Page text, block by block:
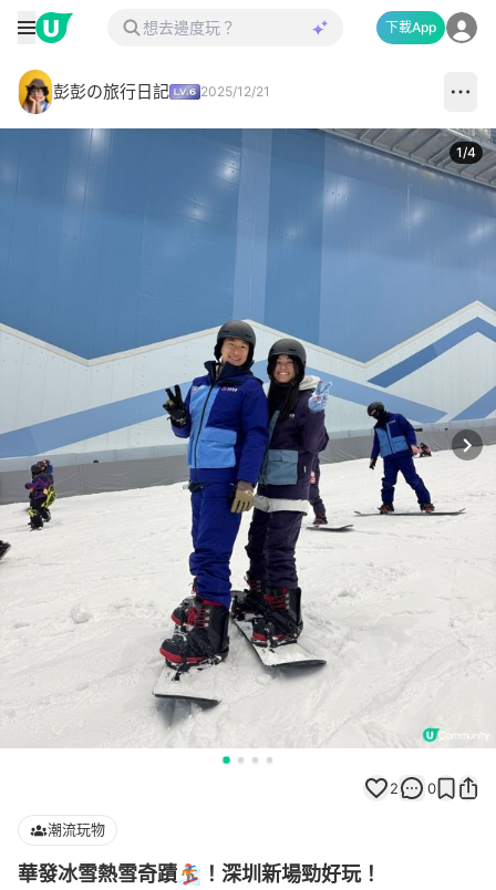
下載App
彭彭の旅行日記 2025/12/21
1/4
2 0
潮流玩物
華發冰雪熱雪奇蹟🏂！深圳新場勁好玩！